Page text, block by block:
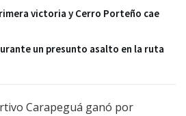
victoria y Cerro Porteño cae
un presunto asalto en la ruta
Carapeguá ganó por